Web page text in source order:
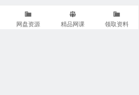
网盘资源 精品网课 领取资料